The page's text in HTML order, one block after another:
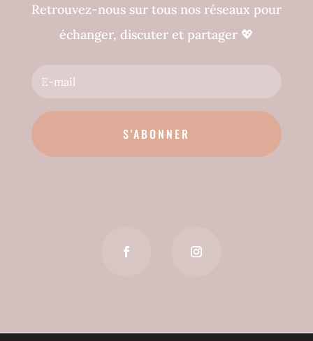
Retrouvez-nous sur tous nos réseaux pour
échanger, discuter et partager 💖
S'ABONNER